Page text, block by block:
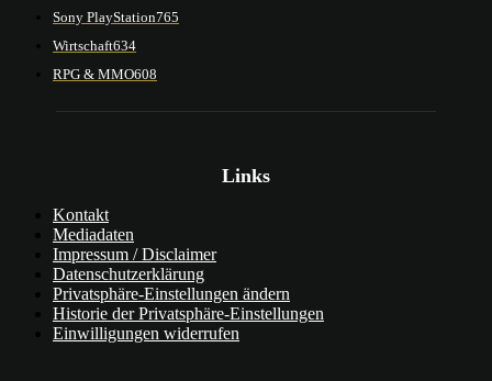
Sony PlayStation765
Wirtschaft634
RPG & MMO608
Links
Kontakt
Mediadaten
Impressum / Disclaimer
Datenschutzerklärung
Privatsphäre-Einstellungen ändern
Historie der Privatsphäre-Einstellungen
Einwilligungen widerrufen